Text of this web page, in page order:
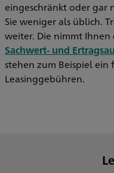
eingeschränkt oder gar
Sie weniger als üblich.
weiter. Die nimmt Ihnen
Sachwert- und
stehen zum Beispiel
Leasinggebühren.